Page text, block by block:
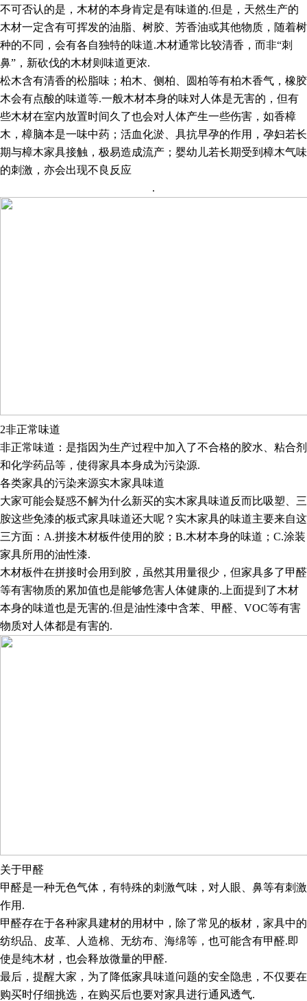
不可否认的是，木材的本身肯定是有味道的.但是，天然生产的
木材一定含有可挥发的油脂、树胶、芳香油或其他物质，随着树
种的不同，会有各自独特的味道.木材通常比较清香，而非“刺
鼻”，新砍伐的木材则味道更浓.
松木含有清香的松脂味；柏木、侧柏、圆柏等有柏木香气，橡胶
木会有点酸的味道等.一般木材本身的味对人体是无害的，但有
些木材在室内放置时间久了也会对人体产生一些伤害，如香樟
木， 樟脑本是一味中药；活血化淤、具抗早孕的作用，孕妇若长
期与樟木家具接触，极易造成流产；婴幼儿若长期受到樟木气味
的刺激，亦会出现不良反应
.
2非正常味道
非正常味道： 是指因为生产过程中加入了不合格的胶水、粘合剂
和化学药品等，使得家具本身成为污染源.
各类家具的污染来源实木家具味道
大家可能会疑惑不解为什么新买的实木家具味道反而比吸塑、三
胺这些免漆的板式家具味道还大呢？实木家具的味道主要来自这
三方面： A.拼接木材板件使用的胶； B.木材本身的味道； C.涂装
家具所用的油性漆.
木材板件在拼接时会用到胶，虽然其用量很少，但家具多了甲醛
等有害物质的累加值也是能够危害人体健康的. 上面提到了木材
本身的味道也是无害的.但是油性漆中含苯、甲醛、 VOC等有害
物质对人体都是有害的.
关于甲醛
甲醛是一种无色气体，有特殊的刺激气味，对人眼、鼻等有刺激
作用 .
甲醛存在于各种家具建材的用材中，除了常见的板材，家具中的
纺织品、皮革、人造棉、无纺布、海绵等，也可能含有甲醛.即
使是纯木材，也会释放微量的甲醛.
最后，提醒大家，为了降低家具味道问题的安全隐患，不仅要在
购买时仔细挑选，在购买后也要对家具进行通风透气.